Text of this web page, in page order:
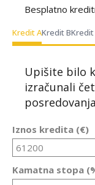
Besplatno
Kredit AKredit BKredit
Upišite bilo
izračunali
Iznos kredita (€)
Kamatna stopa